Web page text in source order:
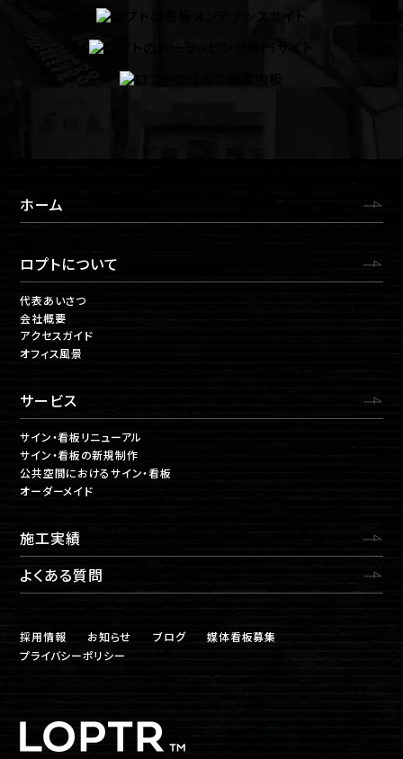
ホーム
ロプトについて
代表あいさつ
会社概要
アクセスガイド
オフィス風景
サービス
サイン・看板リニューアル
サイン・看板の新規制作
公共空間におけるサイン・看板
オーダーメイド
施工実績
よくある質問
採用情報 お知らせ ブログ
媒体看板募集
プライバシーポリシー